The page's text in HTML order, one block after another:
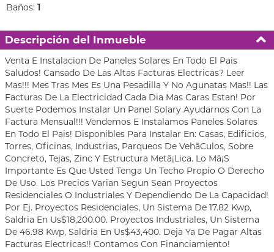
Baños: 1
Descripción del Inmueble
Venta E Instalacion De Paneles Solares En Todo El Pais
Saludos! Cansado De Las Altas Facturas Electricas? Leer
Mas!!! Mes Tras Mes Es Una Pesadilla Y No Agunatas Mas!! Las
Facturas De La Electricidad Cada Dia Mas Caras Estan! Por
Suerte Podemos Instalar Un Panel Solary Ayudarnos Con La
Factura Mensual!!! Vendemos E Instalamos Paneles Solares
En Todo El Pais! Disponibles Para Instalar En: Casas, Edificios,
Torres, Oficinas, Industrias, Parqueos De Vehã­Culos, Sobre
Concreto, Tejas, Zinc Y Estructura Metã¡Lica. Lo Mã¡S
Importante Es Que Usted Tenga Un Techo Propio O Derecho
De Uso. Los Precios Varian Segun Sean Proyectos
Residenciales O Industriales Y Dependiendo De La Capacidad!
Por Ej. Proyectos Residenciales, Un Sistema De 17.82 Kwp,
Saldria En Us$18,200.00. Proyectos Industriales, Un Sistema
De 46.98 Kwp, Saldria En Us$43,400. Deja Ya De Pagar Altas
Facturas Electricas!! Contamos Con Financiamiento!